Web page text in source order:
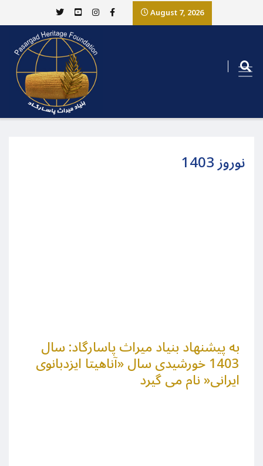
August 7, 2026
نوروز 1403
به پیشنهاد بنیاد میراث پاسارگاد: سال
1403 خورشیدی سال «آناهیتا ایزدبانوی
ایرانی« نام می گیرد